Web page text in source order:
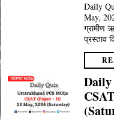
Daily
May,
ग्रामीण
प्रस्ताव
Daily